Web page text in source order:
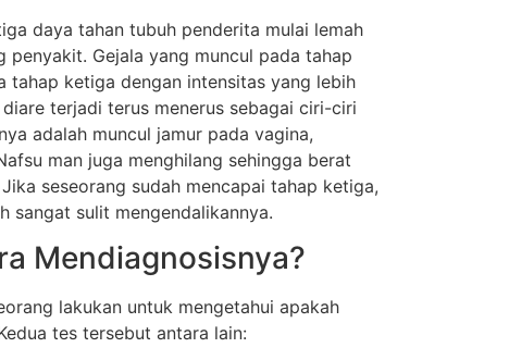
daya tahan tubuh penderita mulai lemah
penyakit. Gejala yang muncul pada tahap
tahap ketiga dengan intensitas yang lebih
terjadi terus menerus sebagai ciri-ciri
adalah muncul jamur pada vagina,
man juga menghilang sehingga berat
seseorang sudah mencapai tahap ketiga,
sangat sulit mengendalikannya.
Mendiagnosisnya?
lakukan untuk mengetahui apakah
tes tersebut antara lain: